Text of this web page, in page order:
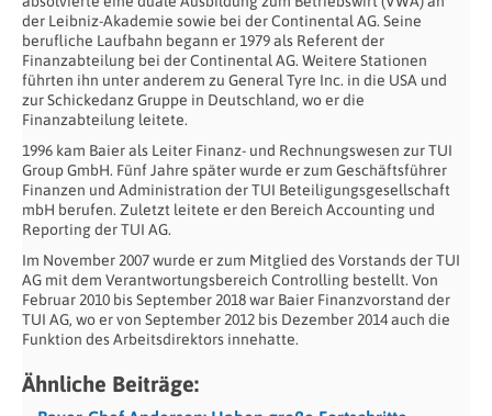
der Leibniz-Akademie sowie bei der Continental AG. Seine
berufliche Laufbahn begann er 1979 als Referent der
Finanzabteilung bei der Continental AG. Weitere Stationen
führten ihn unter anderem zu General Tyre Inc. in die USA und
zur Schickedanz Gruppe in Deutschland, wo er die
Finanzabteilung leitete.
1996 kam Baier als Leiter Finanz- und Rechnungswesen zur TUI
Group GmbH. Fünf Jahre später wurde er zum Geschäftsführer
Finanzen und Administration der TUI Beteiligungsgesellschaft
mbH berufen. Zuletzt leitete er den Bereich Accounting und
Reporting der TUI AG.
Im November 2007 wurde er zum Mitglied des Vorstands der TUI
AG mit dem Verantwortungsbereich Controlling bestellt. Von
Februar 2010 bis September 2018 war Baier Finanzvorstand der
TUI AG, wo er von September 2012 bis Dezember 2014 auch die
Funktion des Arbeitsdirektors innehatte.
Ähnliche Beiträge: